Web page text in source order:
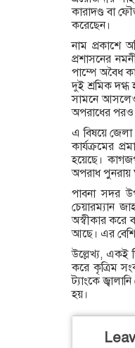
কারাদণ্ড বা
করেছেন।
নাম প্রকাশে
প্রশাসনের
পাম্পে অবৈধ
দুই শ্রমিক দগ্ধ
সামনে আসলেও
অপরাধের পরও
এ বিষয়ে
কার্যক্রমের
হয়েছে।
অপরাধ পুনরায়
পাবনা সদর
চেয়ারম্যান
অস্বীকার করে
আছে। এর
উল্লেখ্য, একই
করে কৃত্রিম
ট্যাংকে
হয়।